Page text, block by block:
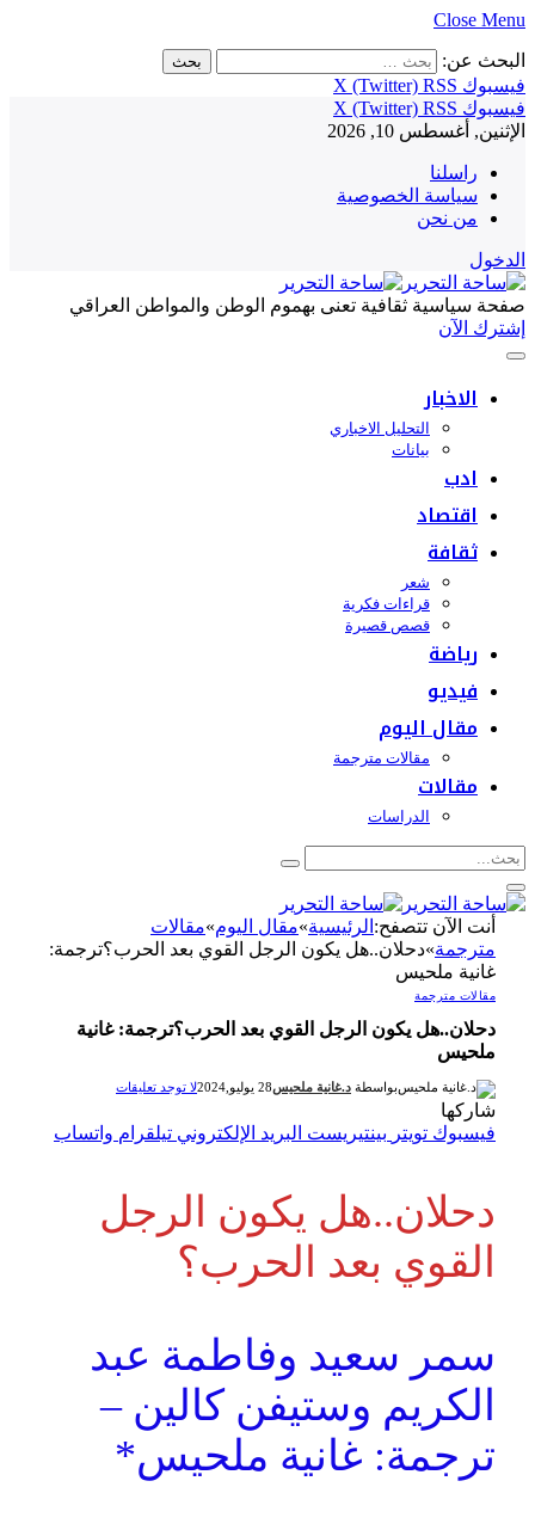
Close Menu
البحث عن:
فيسبوك
X (Twitter) RSS
فيسبوك
X (Twitter) RSS
الإثنين, أغسطس 10, 2026
راسلنا
سياسة الخصوصية
من نحن
الدخول
صفحة سياسية ثقافية تعنى بهموم الوطن والمواطن العراقي
إشترك الآن
الاخبار
التحليل الاخباري
بيانات
ادب
اقتصاد
ثقافة
شعر
قراءات فكرية
قصص قصيرة
رياضة
فيديو
مقال اليوم
مقالات مترجمة
مقالات
الدراسات
أنت الآن تتصفح:الرئيسية»مقال اليوم»مقالات
مترجمة»دحلان..هل يكون الرجل القوي بعد الحرب؟ترجمة:
غانية ملحيس
مقالات مترجمة
دحلان..هل يكون الرجل القوي بعد الحرب؟ترجمة: غانية
ملحيس
بواسطة د.غانية ملحيس28 يوليو,2024 لا توجد تعليقات
شاركها
فيسبوك تويتر بينتيريست البريد الإلكتروني تيلقرام واتساب
دحلان..هل يكون الرجل
القوي بعد الحرب؟
سمر سعيد وفاطمة عبد
الكريم وستيفن كالين –
ترجمة: غانية ملحيس*